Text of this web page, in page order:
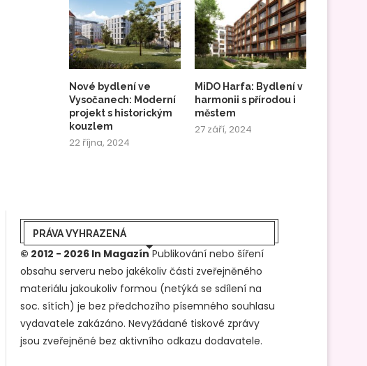
Nové bydlení ve
Vysočanech: Moderní
projekt s historickým
kouzlem
22 října, 2024
MiDO Harfa: Bydlení v
harmonii s přírodou i
městem
27 září, 2024
PRÁVA VYHRAZENÁ
© 2012 - 2026 In MagazínPublikování nebo šíření
obsahu serveru nebo jakékoliv části zveřejněného
materiálu jakoukoliv formou (netýká se sdílení na
soc. sítích) je bez předchozího písemného souhlasu
vydavatele zakázáno. Nevyžádané tiskové zprávy
jsou zveřejněné bez aktivního odkazu dodavatele.